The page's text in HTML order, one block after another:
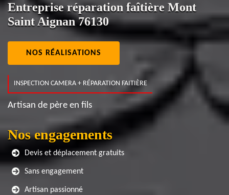
Entreprise réparation faîtière Mont
Saint Aignan 76130
NOS RÉALISATIONS
INSPECTION CAMERA + RÉPARATION FAITIÈRE
Artisan de père en fils
Nos engagements
Devis et déplacement gratuits
Sans engagement
Artisan passionné